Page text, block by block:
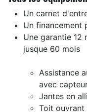
Un carnet
Un financement
Une garantie 12
jusque 60 mois
Assistance
avec
Jantes en
Toit ouvrant